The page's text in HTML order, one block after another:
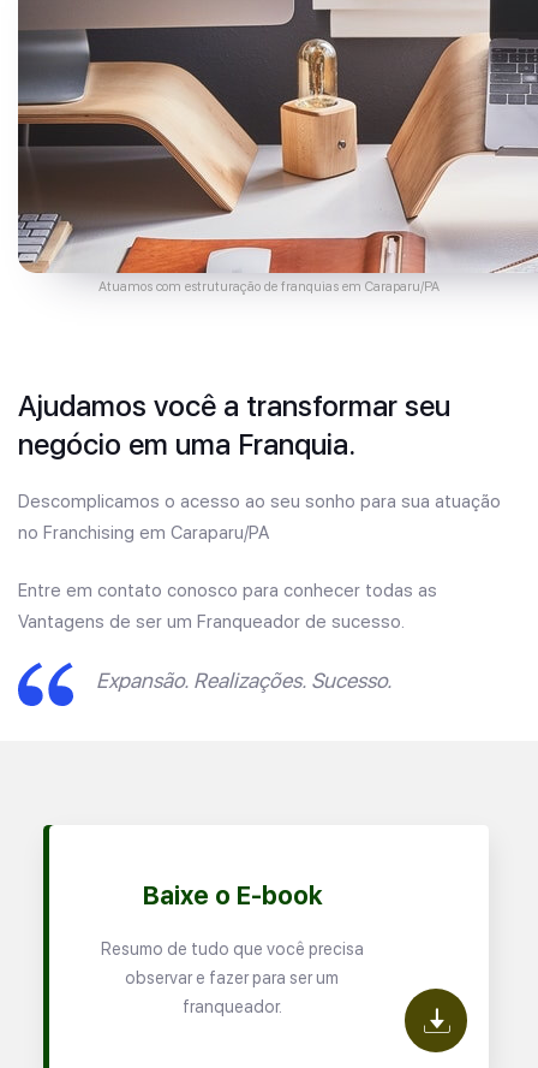
Atuamos com estruturação de franquias em Caraparu/PA
Ajudamos você a transformar seu
negócio em uma Franquia.
Descomplicamos o acesso ao seu sonho para sua atuação
no Franchising em Caraparu/PA
Entre em contato conosco para conhecer todas as
Vantagens de ser um Franqueador de sucesso.
Expansão. Realizações. Sucesso.
Baixe o E-book
Resumo de tudo que você precisa
observar e fazer para ser um
franqueador.